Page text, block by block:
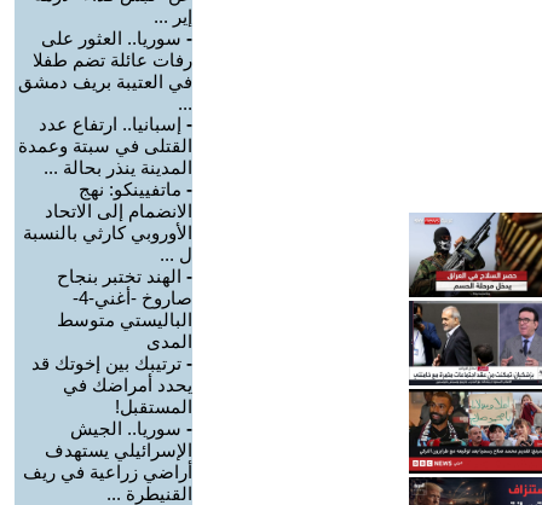
إير ...
- سوريا.. العثور على
رفات عائلة تضم طفلا
في العتيبة بريف دمشق
...
- إسبانيا.. ارتفاع عدد
القتلى في سبتة وعمدة
المدينة ينذر بحالة ...
- ماتفيينكو: نهج
الانضمام إلى الاتحاد
الأوروبي كارثي بالنسبة
ل ...
- الهند تختبر بنجاح
صاروخ -أغني-4-
الباليستي متوسط
المدى
- ترتيبك بين إخوتك قد
يحدد أمراضك في
المستقبل!
- سوريا.. الجيش
الإسرائيلي يستهدف
أراضي زراعية في ريف
القنيطرة ...